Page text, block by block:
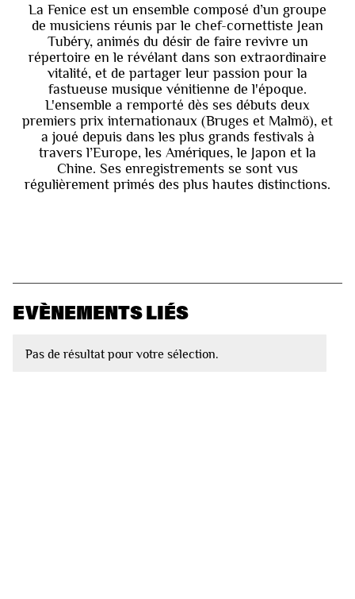
La Fenice est un ensemble composé d’un groupe
de musiciens réunis par le chef-cornettiste Jean
Tubéry, animés du désir de faire revivre un
répertoire en le révélant dans son extraordinaire
vitalité, et de partager leur passion pour la
fastueuse musique vénitienne de l'époque.
L'ensemble a remporté dès ses débuts deux
premiers prix internationaux (Bruges et Malmö), et
a joué depuis dans les plus grands festivals à
travers l’Europe, les Amériques, le Japon et la
Chine. Ses enregistrements se sont vus
régulièrement primés des plus hautes distinctions.
EVÈNEMENTS LIÉS
Pas de résultat pour votre sélection.